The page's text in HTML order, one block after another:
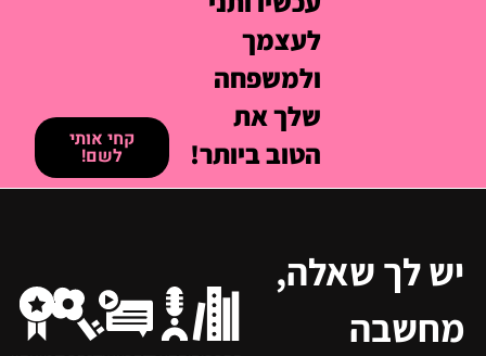
לעצמך
ולמשפחה
שלך את
הטוב ביותר!
קחי אותי
לשם!
יש לך שאלה,
מחשבה